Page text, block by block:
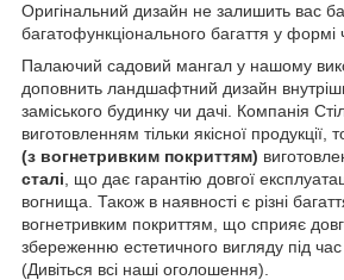
Оригінальний дизайн не залишить вас
багатофункціонального багаття у формі
Палаючий садовий мангал у нашому
доповнить ландшафтний дизайн
заміського будинку чи дачі. Компанія
виготовленням тільки якісної
(з вогнетривким покриттям)
сталі , що дає гарантію довгої
вогнища. Також в наявності є різні
вогнетривким покриттям, що сприяє
збереженню естетичного вигляду під час
(Дивіться всі наші оголошення).